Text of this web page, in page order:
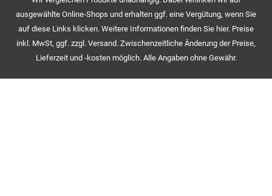
ausgewählte Online-Shops und erhalten ggf. eine Vergütung, wenn Sie
auf diese Links klicken. Weitere Informationen finden Sie hier. Preise
inkl. MwSt, ggf. zzgl. Versand. Zwischenzeitliche Änderung der Preise,
Lieferzeit und -kosten möglich. Alle Angaben ohne Gewähr.